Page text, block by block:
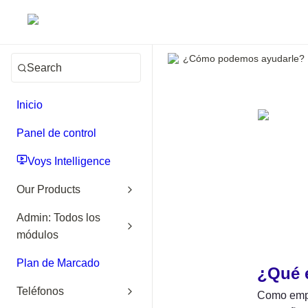
Search
Inicio
Panel de control
Voys Intelligence
Our Products
Admin: Todos los
módulos
Plan de Marcado
Teléfonos
¿Cómo podemos ayudarle?
¿Qué
Como